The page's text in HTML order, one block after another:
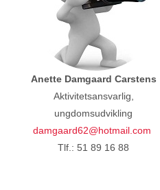
Anette Damgaard Carstens
Aktivitetsansvarlig,
ungdomsudvikling
damgaard62@hotmail.com
Tlf.: 51 89 16 88